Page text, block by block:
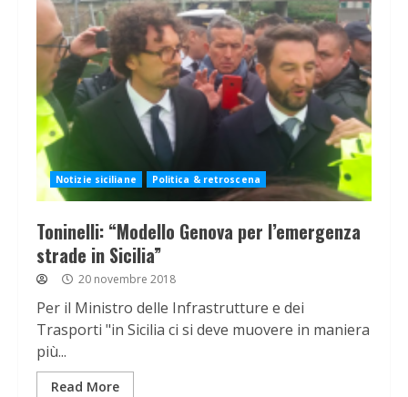
Notizie siciliane Politica & retroscena
Toninelli: “Modello Genova per l’emergenza
strade in Sicilia”
20 novembre 2018
Per il Ministro delle Infrastrutture e dei
Trasporti "in Sicilia ci si deve muovere in maniera
più...
Read More